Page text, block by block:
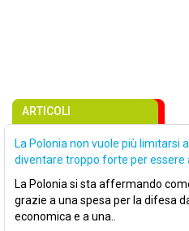
ARTICOLI
La Polonia non vuole più limitarsi
diventare troppo forte per essere
La Polonia si sta affermando
grazie a una spesa per la difesa
economica e a una..